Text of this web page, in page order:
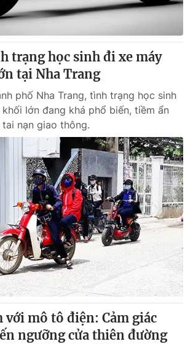
mọi hình thức nếu không có sự chấp
này.
trạng học sinh đi xe máy
tại Nha Trang
phố Nha Trang, tình trạng học sinh
lớn đang khá phổ biến, tiềm ẩn
nạn giao thông.
với mô tô điện: Cảm giác
ngưỡng cửa thiên đường